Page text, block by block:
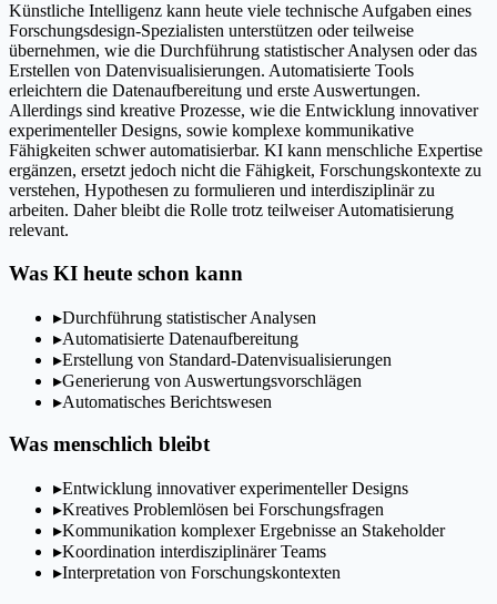
Künstliche Intelligenz kann heute viele technische Aufgaben eines
Forschungsdesign-Spezialisten unterstützen oder teilweise
übernehmen, wie die Durchführung statistischer Analysen oder das
Erstellen von Datenvisualisierungen. Automatisierte Tools
erleichtern die Datenaufbereitung und erste Auswertungen.
Allerdings sind kreative Prozesse, wie die Entwicklung innovativer
experimenteller Designs, sowie komplexe kommunikative
Fähigkeiten schwer automatisierbar. KI kann menschliche Expertise
ergänzen, ersetzt jedoch nicht die Fähigkeit, Forschungskontexte zu
verstehen, Hypothesen zu formulieren und interdisziplinär zu
arbeiten. Daher bleibt die Rolle trotz teilweiser Automatisierung
relevant.
Was KI heute schon kann
▸Durchführung statistischer Analysen
▸Automatisierte Datenaufbereitung
▸Erstellung von Standard-Datenvisualisierungen
▸Generierung von Auswertungsvorschlägen
▸Automatisches Berichtswesen
Was menschlich bleibt
▸Entwicklung innovativer experimenteller Designs
▸Kreatives Problemlösen bei Forschungsfragen
▸Kommunikation komplexer Ergebnisse an Stakeholder
▸Koordination interdisziplinärer Teams
▸Interpretation von Forschungskontexten